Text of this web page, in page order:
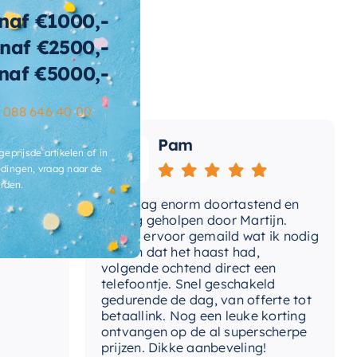
Ja
2-3 weken
Pam
Vandaag enorm doortastend en
prettig geholpen door Martijn.
Avond ervoor gemaild wat ik nodig
had en dat het haast had,
volgende ochtend direct een
telefoontje. Snel geschakeld
gedurende de dag, van offerte tot
betaallink. Nog een leuke korting
ontvangen op de al superscherpe
prijzen. Dikke aanbeveling!
€1000,-
€2500,-
€5000,-
088 646 40 00
artikelen of in
vraag naar de